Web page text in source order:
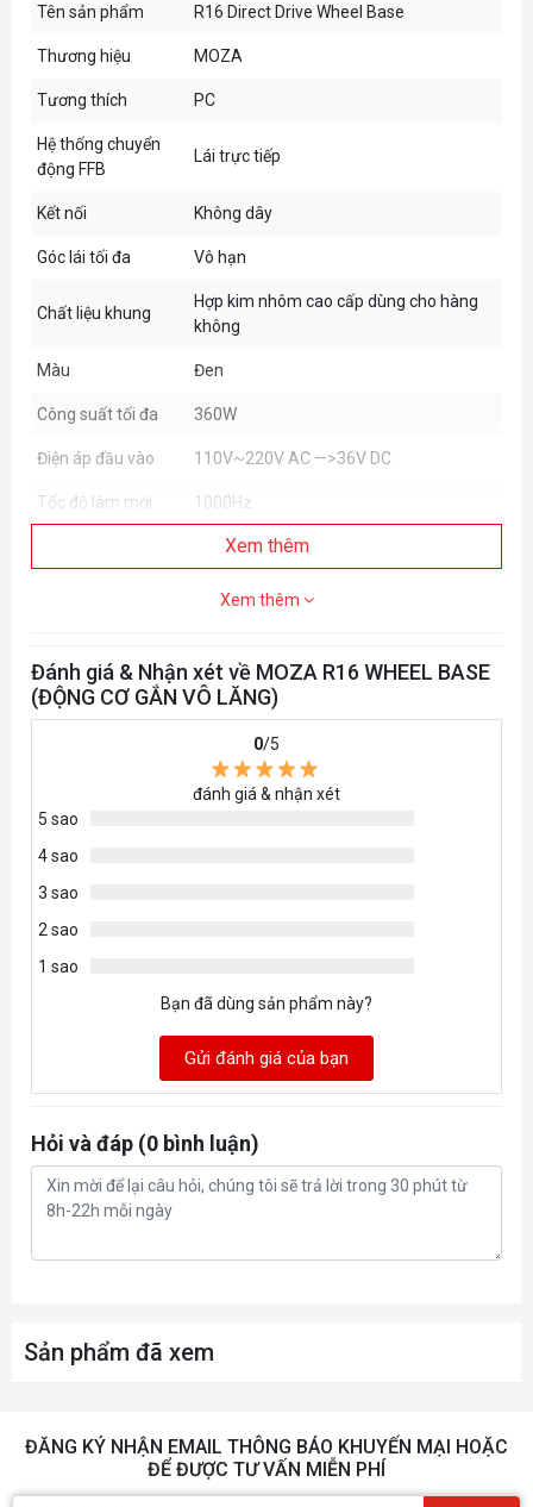
Tên sản phẩm R16 Direct Drive Wheel Base
Thương hiệu MOZA
Tương thích PC
Hệ thống chuyển
động FFB
Lái trực tiếp
Kết nối Không dây
Góc lái tối đa Vô hạn
Chất liệu khung
Hợp kim nhôm cao cấp dùng cho hàng
không
Màu Đen
Công suất tối đa 360W
Điện áp đầu vào 110V~220V AC —>36V DC
Tốc độ làm mới 1000Hz
hóa
262144ppr (18-bits)
App Functions Có hỗ trợ
Chức năng Quick Release
Power, DC Input, E-stop, USB (Pogo pins
for RM dash )
Lắp đặt
Ngàm kẹp bàn
Nút dừng khẩn cấp
mềm trực tuyến
Kích thước (L x W x
327*170*130
Trọng lượng 8.9kg
Xem thêm
Xem thêm
Đánh giá & Nhận xét về MOZA R16 WHEEL BASE
(ĐỘNG CƠ GẮN VÔ LĂNG)
0/5
đánh giá & nhận xét
5 sao
4 sao
3 sao
2 sao
1 sao
Bạn đã dùng sản phẩm này?
Gửi đánh giá của bạn
Hỏi và đáp (0 bình luận)
Sản phẩm đã xem
ĐĂNG KÝ NHẬN EMAIL THÔNG BÁO KHUYẾN MẠI HOẶC
ĐỂ ĐƯỢC TƯ VẤN MIỄN PHÍ